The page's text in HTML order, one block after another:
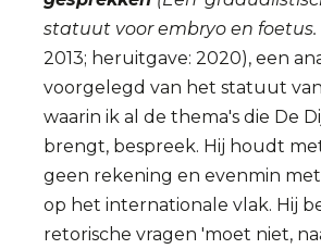
statuut voor embryo en foetus.
2013; heruitgave: 2020), een
voorgelegd van het statuut
waarin ik al de thema's die De
brengt, bespreek. Hij houdt
geen rekening en evenmin met
op het internationale vlak. Hij
retorische vragen 'moet niet,